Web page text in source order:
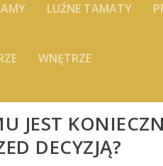
LUŹNE TAMATY
WNĘTRZE
JEST
DECYZJĄ?